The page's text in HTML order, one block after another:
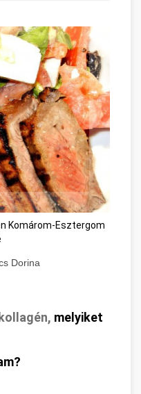
Komárom-Esztergom
Dorina
melyiket